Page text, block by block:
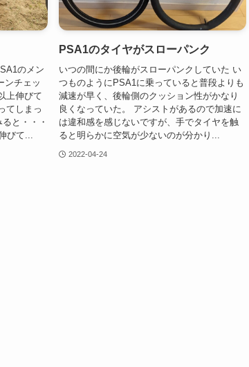
のメン
ンチェッ
上伸びて
てしまっ
と・・・
びて...
PSA1のタイヤがスローパンク
いつの間にか後輪がスローパンクしていた い
つものようにPSA1に乗っていると普段よりも
減速が早く、後輪側のクッション性がかなり
良くなっていた。 アシストがあるので加速に
は違和感を感じないですが、手でタイヤを触
ると明らかに空気が少ないのが分かり...
2022-04-24